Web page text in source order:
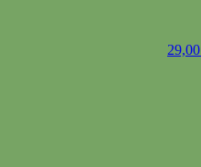
29,00